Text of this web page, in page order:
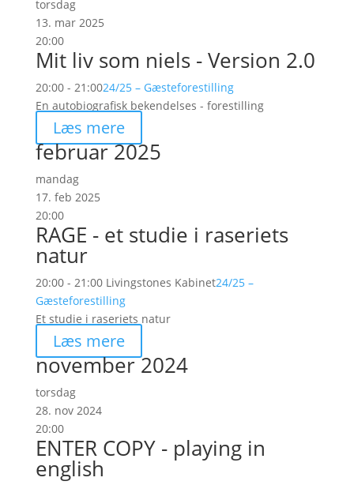
torsdag
13. mar 2025
20:00
Mit liv som niels - Version 2.0
20:00 - 21:0024/25 – Gæsteforestilling
En autobiografisk bekendelses - forestilling
Læs mere
februar 2025
mandag
17. feb 2025
20:00
RAGE - et studie i raseriets
natur
20:00 - 21:00 Livingstones Kabinet24/25 –
Gæsteforestilling
Et studie i raseriets natur
Læs mere
november 2024
torsdag
28. nov 2024
20:00
ENTER COPY - playing in
english